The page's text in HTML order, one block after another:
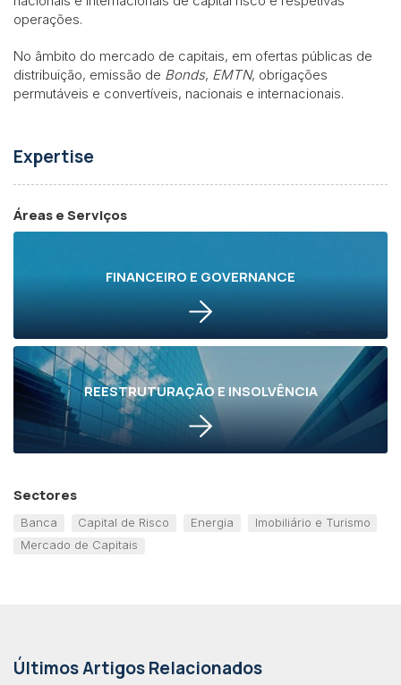
operações.
No âmbito do mercado de capitais, em ofertas públicas de
distribuição, emissão de Bonds, EMTN, obrigações
permutáveis e convertíveis, nacionais e internacionais.
Expertise
Áreas e Serviços
FINANCEIRO E GOVERNANCE
REESTRUTURAÇÃO E INSOLVÊNCIA
Sectores
Banca Capital de Risco Energia
Imobiliário e Turismo
Mercado de Capitais
Últimos Artigos Relacionados